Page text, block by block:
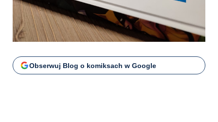
Obserwuj Blog o komiksach w Google